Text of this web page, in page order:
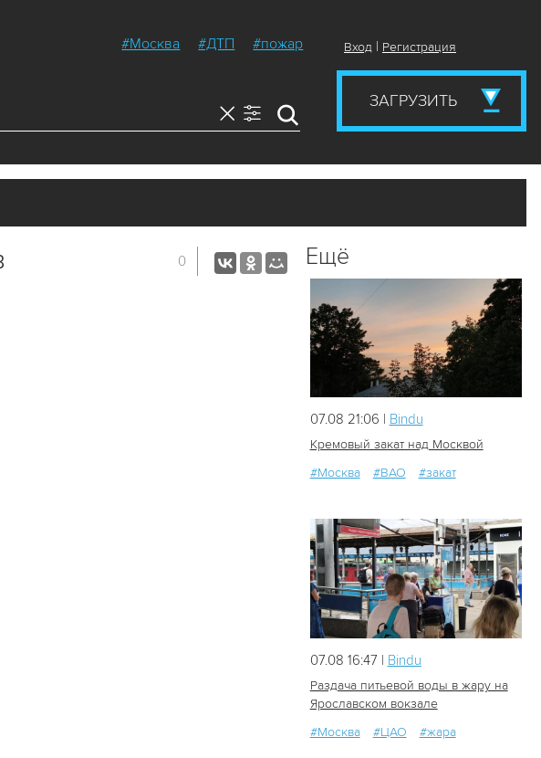
#Москва #ДТП #пожар Вход | Регистрация
ЗАГРУЗИТЬ
0 Ещё
07.08 21:06 | Bindu
Кремовый закат над Москвой
#Москва
#ВАО #закат
30
07.08 16:47 | Bindu
Раздача питьевой воды в жару на
Ярославском вокзале
#Москва
#ЦАО #жара